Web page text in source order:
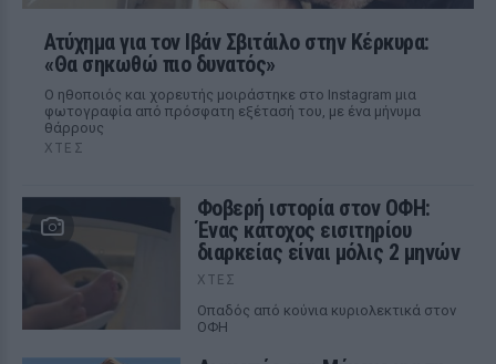
Ατύχημα για τον Ιβάν Σβιτάιλο στην Κέρκυρα:
«Θα σηκωθώ πιο δυνατός»
Ο ηθοποιός και χορευτής μοιράστηκε στο Instagram μια
φωτογραφία από πρόσφατη εξέτασή του, με ένα μήνυμα
θάρρους
ΧΤΕΣ
Φοβερή ιστορία στον ΟΦΗ:
Ένας κάτοχος εισιτηρίου
διαρκείας είναι μόλις 2 μηνών
ΧΤΕΣ
Οπαδός από κούνια κυριολεκτικά στον
ΟΦΗ